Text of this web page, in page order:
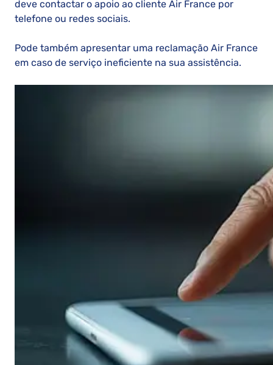
deve contactar o apoio ao cliente Air France por
telefone ou redes sociais.
Pode também apresentar uma reclamação Air France
em caso de serviço ineficiente na sua assistência.